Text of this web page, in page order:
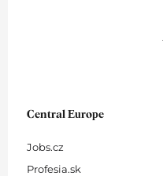
Central Europe
Jobs.cz
Profesia.sk